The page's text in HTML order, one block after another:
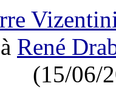
René
(15/06/